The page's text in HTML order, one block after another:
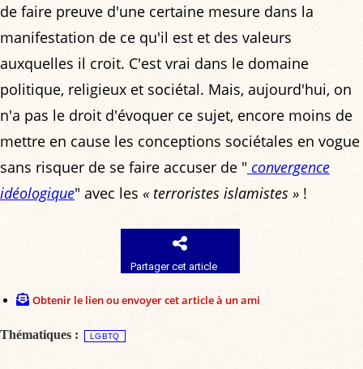
de faire preuve d'une certaine mesure dans la
manifestation de ce qu'il est et des valeurs
auxquelles il croit. C'est vrai dans le domaine
politique, religieux et sociétal. Mais, aujourd'hui, on
n'a pas le droit d'évoquer ce sujet, encore moins de
mettre en cause les conceptions sociétales en vogue
sans risquer de se faire accuser de " convergence
idéologique" avec les « terroristes islamistes » !
Partager cet article
Obtenir le lien ou envoyer cet article à un ami
Thématiques : LGBTQ